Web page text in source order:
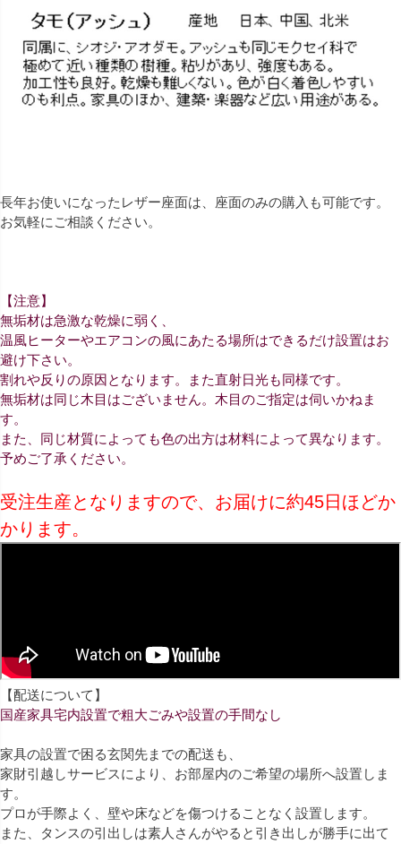
長年お使いになったレザー座面は、座面のみの購入も可能です。
お気軽にご相談ください。
【注意】
無垢材は急激な乾燥に弱く、
温風ヒーターやエアコンの風にあたる場所はできるだけ設置はお
避け下さい。
割れや反りの原因となります。また直射日光も同様です。
無垢材は同じ木目はございません。木目のご指定は伺いかねま
す。
また、同じ材質によっても色の出方は材料によって異なります。
予めご了承ください。
受注生産となりますので、お届けに約45日ほどか
かります。
【配送について】
国産家具宅内設置で粗大ごみや設置の手間なし
家具の設置で困る玄関先までの配送も、
家財引越しサービスにより、お部屋内のご希望の場所へ設置しま
す。
プロが手際よく、壁や床などを傷つけることなく設置します。
また、タンスの引出しは素人さんがやると引き出しが勝手に出て